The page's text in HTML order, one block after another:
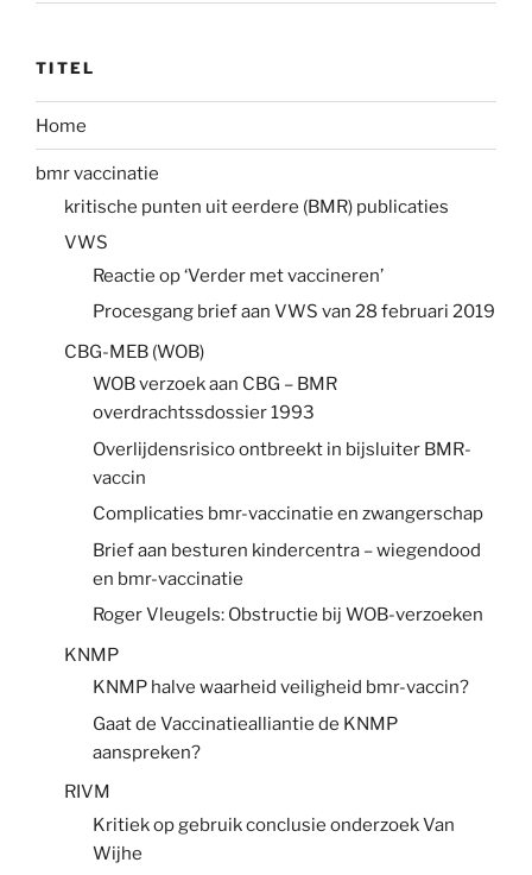
TITEL
Home
bmr vaccinatie
kritische punten uit eerdere (BMR) publicaties
VWS
Reactie op ‘Verder met vaccineren’
Procesgang brief aan VWS van 28 februari 2019
CBG-MEB (WOB)
WOB verzoek aan CBG – BMR
overdrachtssdossier 1993
Overlijdensrisico ontbreekt in bijsluiter BMR-
vaccin
Complicaties bmr-vaccinatie en zwangerschap
Brief aan besturen kindercentra – wiegendood
en bmr-vaccinatie
Roger Vleugels: Obstructie bij WOB-verzoeken
KNMP
KNMP halve waarheid veiligheid bmr-vaccin?
Gaat de Vaccinatiealliantie de KNMP
aanspreken?
RIVM
Kritiek op gebruik conclusie onderzoek Van
Wijhe